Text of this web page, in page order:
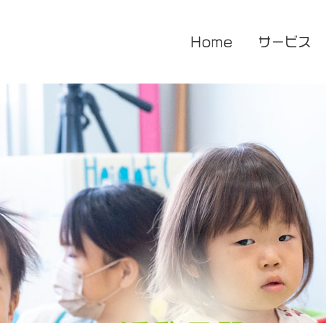
Home サービス
企業主導型保育園
花音保育園
医療的ケア対応型児童発達支援
放課後等デイサービス
あまね